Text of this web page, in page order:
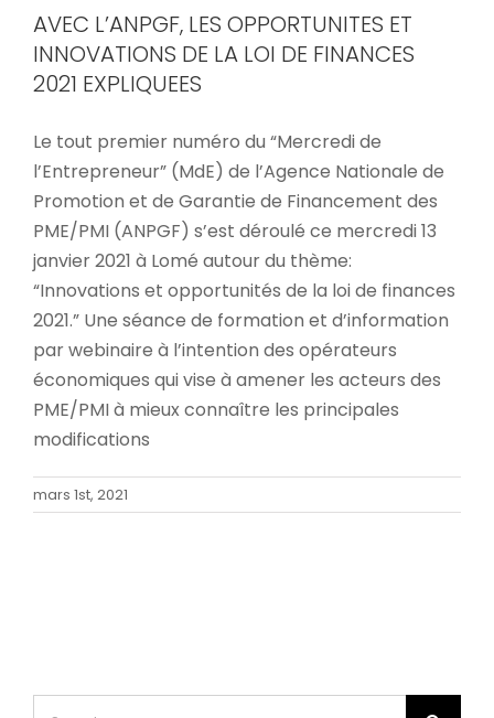
AVEC L’ANPGF, LES OPPORTUNITES ET
INNOVATIONS DE LA LOI DE FINANCES
2021 EXPLIQUEES
Le tout premier numéro du “Mercredi de
l’Entrepreneur” (MdE) de l’Agence Nationale de
Promotion et de Garantie de Financement des
PME/PMI (ANPGF) s’est déroulé ce mercredi 13
janvier 2021 à Lomé autour du thème:
“Innovations et opportunités de la loi de finances
2021.” Une séance de formation et d’information
par webinaire à l’intention des opérateurs
économiques qui vise à amener les acteurs des
PME/PMI à mieux connaître les principales
modifications
mars 1st, 2021